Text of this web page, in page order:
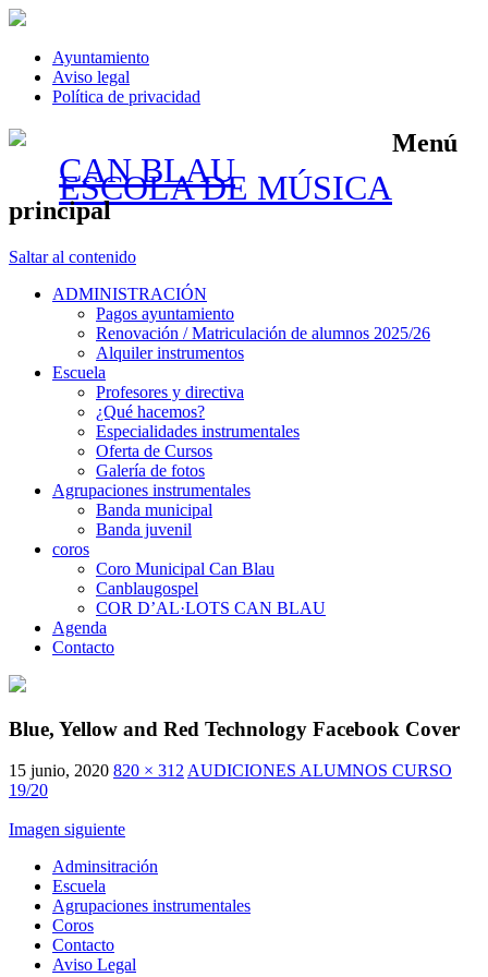
Ayuntamiento
Aviso legal
Política de privacidad
CAN BLAU
ESCOLA DE MÚSICA
Menú
principal
Saltar al contenido
ADMINISTRACIÓN
Pagos ayuntamiento
Renovación / Matriculación de alumnos 2025/26
Alquiler instrumentos
Escuela
Profesores y directiva
¿Qué hacemos?
Especialidades instrumentales
Oferta de Cursos
Galería de fotos
Agrupaciones instrumentales
Banda municipal
Banda juvenil
coros
Coro Municipal Can Blau
Canblaugospel
COR D’AL·LOTS CAN BLAU
Agenda
Contacto
Blue, Yellow and Red Technology Facebook Cover
15 junio, 2020 820 × 312 AUDICIONES ALUMNOS CURSO
19/20
Imagen siguiente
Adminsitración
Escuela
Agrupaciones instrumentales
Coros
Contacto
Aviso Legal